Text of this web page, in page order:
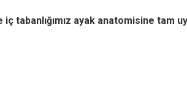
tabanlığımız ayak anatomisine tam